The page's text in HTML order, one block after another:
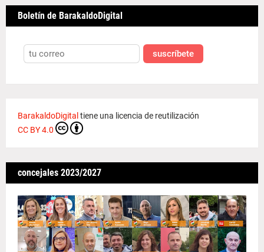
Boletín de BarakaldoDigital
suscríbete
BarakaldoDigital tiene una licencia de reutilización
CC BY 4.0
concejales 2023/2027